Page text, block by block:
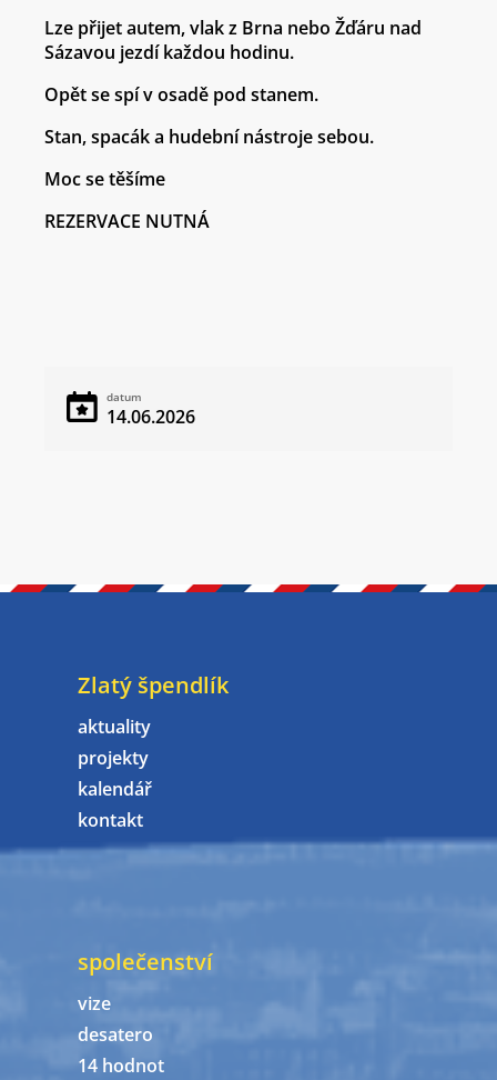
Lze přijet autem, vlak z Brna nebo Žďáru nad
Sázavou jezdí každou hodinu.
Opět se spí v osadě pod stanem.
Stan, spacák a hudební nástroje sebou.
Moc se těšíme
REZERVACE NUTNÁ
datum
14.06.2026
Zlatý špendlík
aktuality
projekty
kalendář
kontakt
společenství
vize
desatero
14 hodnot